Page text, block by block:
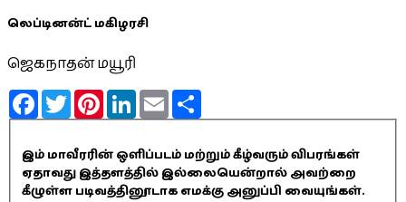
லெப்டினன்ட் மகிழரசி
ஜெகநாதன் மயூரி
FacebookTwitterPinterestLinkedInEmail
இம் மாவீரரின் ஒளிப்படம் மற்றும் கீழ்வரும் விபரங்கள்
ஏதாவது இத்தளத்தில் இல்லையென்றால் அவற்றை
கீழுள்ள படிவத்தினூடாக எமக்கு அனுப்பி வையுங்கள்.